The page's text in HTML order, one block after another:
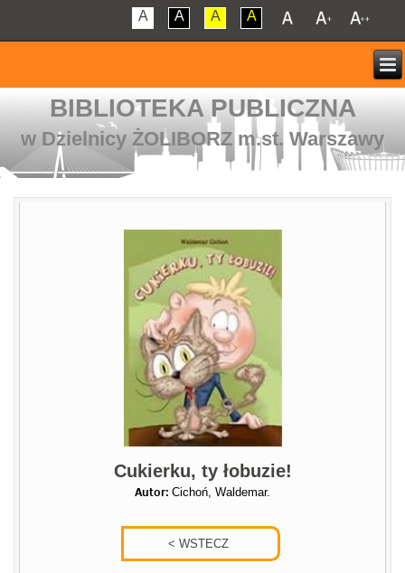
A A A A
BIBLIOTEKA PUBLICZNA
w Dzielnicy ŻOLIBORZ m.st. Warszawy
Cukierku, ty łobuzie!
Autor: Cichoń, Waldemar.